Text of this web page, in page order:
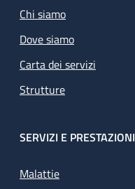
Chi siamo
Dove siamo
Carta dei servizi
Strutture
SERVIZI E PRESTAZIONI
Malattie